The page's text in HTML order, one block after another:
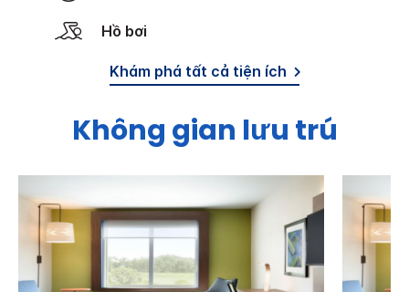
Hồ bơi
Khám phá tất cả tiện ích
Không gian lưu trú